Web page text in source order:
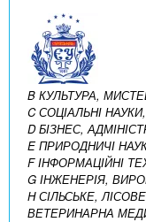
B КУЛЬТУРА,
C СОЦІАЛЬНІ
D БІЗНЕС,
E ПРИРОДНИЧІ
F ІНФОРМАЦІЙНІ
G ІНЖЕНЕРІЯ,
H СІЛЬСЬКЕ,
ВЕТЕРИНАРНА